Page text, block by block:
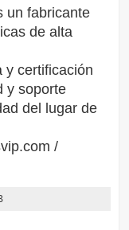
un fabricante
de alta
y certificación
y soporte
del lugar de
/